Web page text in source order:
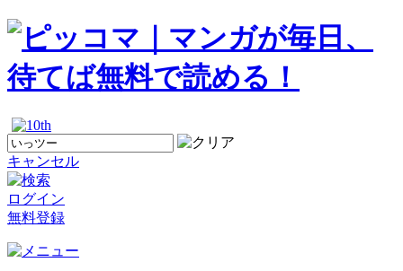
キャンセル
ログイン
無料登録